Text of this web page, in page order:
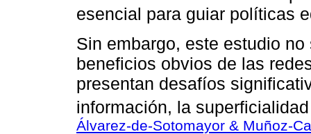
esencial para guiar políticas
Sin embargo, este estudio
beneficios obvios de las
presentan desafíos
información, la
Álvarez-de-Sotomayor & Muñoz-